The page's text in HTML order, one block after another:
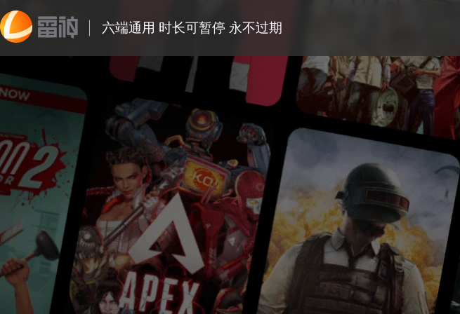
六端通用 时长可暂停 永不过期